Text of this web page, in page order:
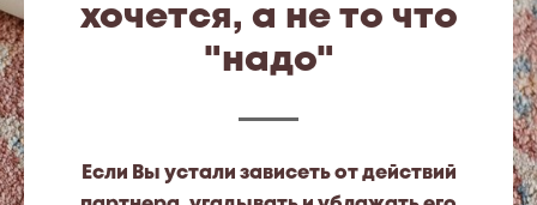
хочется, а не то что
"надо"
Если Вы устали зависеть от действий